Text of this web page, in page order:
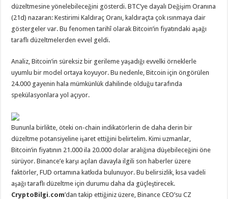
düzeltmesine yönelebileceğini gösterdi. BTC’ye dayalı Değişim Oranına
(21d) nazaran: Kestirimi Kaldıraç Oranı, kaldıraçta çok ısınmaya dair
göstergeler var. Bu fenomen tarihî olarak Bitcoin’in fiyatındaki aşağı
taraflı düzeltmelerden evvel geldi.
Analiz, Bitcoin’in süreksiz bir gerileme yaşadığı evvelki örneklerle
uyumlu bir model ortaya koyuyor. Bu nedenle, Bitcoin için öngörülen
24.000 gayenin hala mümkünlük dahilinde olduğu tarafında
spekülasyonlara yol açıyor.
Bununla birlikte, öteki on-chain indikatörlerin de daha derin bir
düzeltme potansiyeline işaret ettiğini belirtelim. Kimi uzmanlar,
Bitcoin’in fiyatının 21.000 ila 20.000 dolar aralığına düşebileceğini öne
sürüyor. Binance’e karşı açılan davayla ilgili son haberler üzere
faktörler, FUD ortamına katkıda bulunuyor. Bu belirsizlik, kısa vadeli
aşağı taraflı düzeltme için durumu daha da güçleştirecek.
CryptoBilgi.com’dan takip ettiğiniz üzere, Binance CEO’su CZ